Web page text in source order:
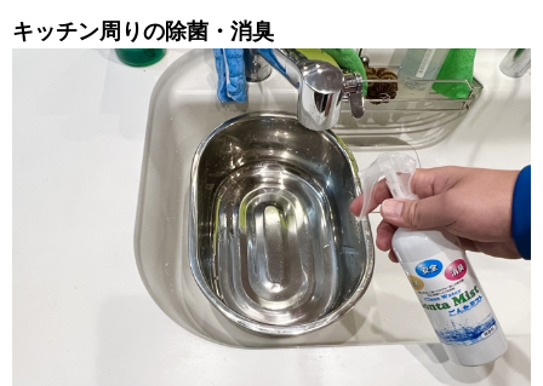
キッチン周りの除菌・消臭